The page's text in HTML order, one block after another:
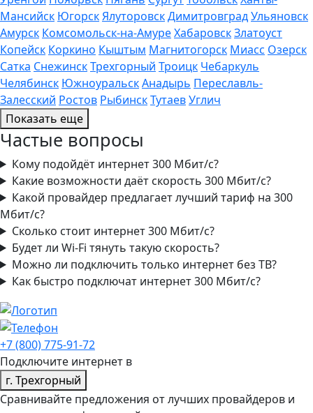
Мансийск ЮгорскЯлуторовскДимитровградУльяновск
Амурск Комсомольск-на-АмуреХабаровскЗлатоуст
Копейск Коркино Кыштым Магнитогорск Миасс Озерск
Сатка СнежинскТрехгорный Троицк Чебаркуль
Челябинск ЮжноуральскАнадырь Переславль-
Залесский Ростов РыбинскТутаевУглич
Показать еще
Частые вопросы
Кому подойдёт интернет 300 Мбит/с?
Какие возможности даёт скорость 300 Мбит/с?
Какой провайдер предлагает лучший тариф на 300
Мбит/с?
Сколько стоит интернет 300 Мбит/с?
Будет ли Wi‑Fi тянуть такую скорость?
Можно ли подключить только интернет без ТВ?
Как быстро подключат интернет 300 Мбит/с?
+7 (800) 775-91-72
Подключите интернет в
г. Трехгорный
Сравнивайте предложения от лучших провайдеров и